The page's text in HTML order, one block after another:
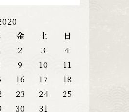
金 土
日
2 3
4
9 10
11
16 17
18
23 24
25
30
31